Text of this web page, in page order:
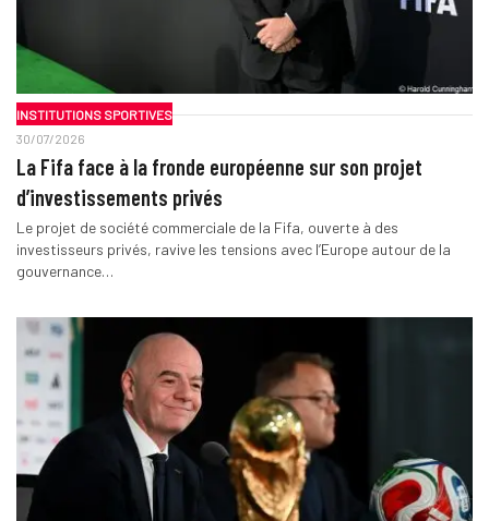
INSTITUTIONS SPORTIVES
30/07/2026
La Fifa face à la fronde européenne sur son projet
d’investissements privés
Le projet de société commerciale de la Fifa, ouverte à des
investisseurs privés, ravive les tensions avec l’Europe autour de la
gouvernance…